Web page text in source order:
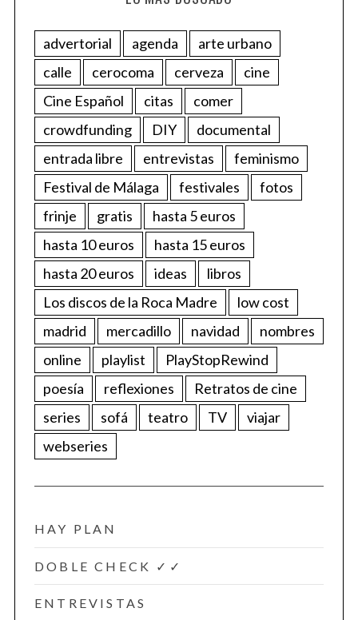
advertorial agenda
arte urbano
calle
cerocoma cerveza
cine
Cine Español
citas
comer
crowdfunding
DIY
documental
entrada libre
entrevistas
feminismo
Festival de Málaga
festivales
fotos
frinje
gratis
hasta 5 euros
hasta 10 euros
hasta 15 euros
hasta 20 euros
ideas
libros
Los discos de la Roca Madre
low cost
madrid
mercadillo navidad
nombres
online
playlist
PlayStopRewind
poesía
reflexiones
Retratos de cine
series
sofá teatro TV
viajar
webseries
HAY PLAN
DOBLE CHECK ✓✓
ENTREVISTAS